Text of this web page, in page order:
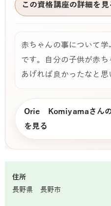
この資格講座の詳細を見
赤ちゃんの事について
です。自分の子供が赤
あげれば良かったなと思
Orie Komiyamaさんの
を見る
住所
長野県 長野市